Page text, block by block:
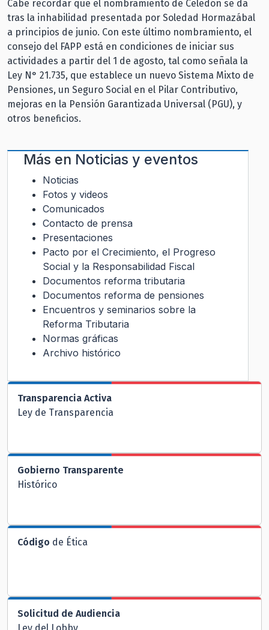
Cabe recordar que el nombramiento de Celedón se da
tras la inhabilidad presentada por Soledad Hormazábal
a principios de junio. Con este último nombramiento, el
consejo del FAPP está en condiciones de iniciar sus
actividades a partir del 1 de agosto, tal como señala la
Ley N° 21.735, que establece un nuevo Sistema Mixto de
Pensiones, un Seguro Social en el Pilar Contributivo,
mejoras en la Pensión Garantizada Universal (PGU), y
otros beneficios.
Más en Noticias y eventos
Noticias
Fotos y videos
Comunicados
Contacto de prensa
Presentaciones
Pacto por el Crecimiento, el Progreso
Social y la Responsabilidad Fiscal
Documentos reforma tributaria
Documentos reforma de pensiones
Encuentros y seminarios sobre la
Reforma Tributaria
Normas gráficas
Archivo histórico
Transparencia Activa
Ley de Transparencia
Gobierno Transparente
Histórico
Código de Ética
Solicitud de Audiencia